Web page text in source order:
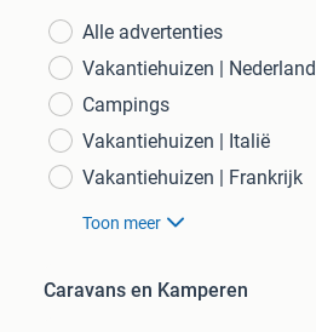
Alle advertenties
Vakantiehuizen | Nederland
Campings
Vakantiehuizen | Italië
Vakantiehuizen | Frankrijk
Toon meer
Caravans en Kamperen